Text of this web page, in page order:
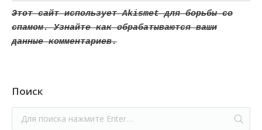
Этот сайт использует Akismet для борьбы со
спамом. Узнайте как обрабатываются ваши
данные комментариев.
Поиск